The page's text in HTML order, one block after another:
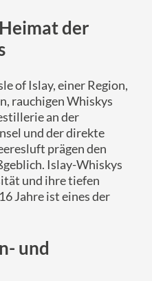
der
of Islay, einer Region,
rauchigen Whiskys
an der
und der direkte
prägen den
Islay-Whiskys
und ihre tiefen
Jahre ist eines der
und